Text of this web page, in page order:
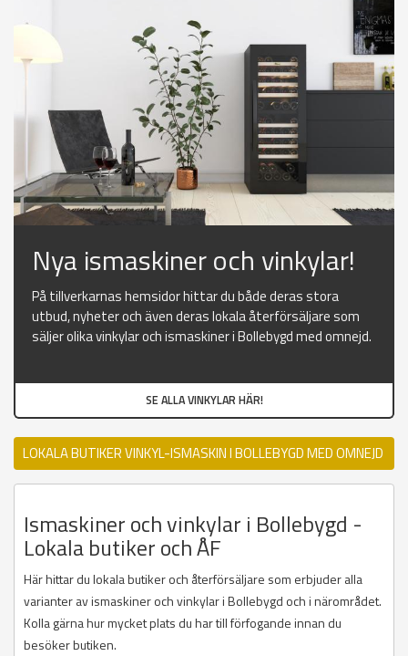
Nya ismaskiner och vinkylar!
På tillverkarnas hemsidor hittar du både deras stora
utbud, nyheter och även deras lokala återförsäljare som
säljer olika vinkylar och ismaskiner i Bollebygd med omnejd.
SE ALLA VINKYLAR HÄR!
LOKALA BUTIKER VINKYL-ISMASKIN I BOLLEBYGD MED OMNEJD
Ismaskiner och vinkylar i Bollebygd -
Lokala butiker och ÅF
Här hittar du lokala butiker och återförsäljare som erbjuder alla
varianter av ismaskiner och vinkylar i Bollebygd och i närområdet.
Kolla gärna hur mycket plats du har till förfogande innan du
besöker butiken.